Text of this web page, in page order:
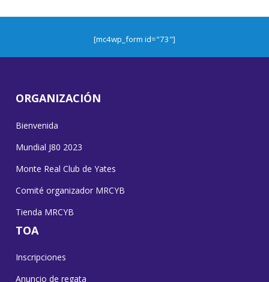
[mc4wp_form id="73"]
ORGANIZACIÓN
Bienvenida
Mundial J80 2023
Monte Real Club de Yates
Comité organizador MRCYB
Tienda MRCYB
TOA
Inscripciones
Anuncio de regata